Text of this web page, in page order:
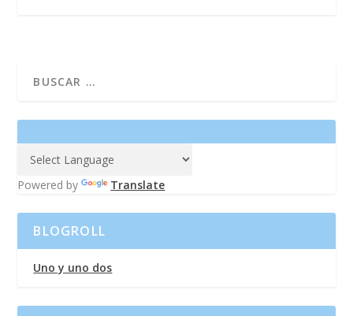
Powered by Translate
BLOGROLL
Uno y uno dos